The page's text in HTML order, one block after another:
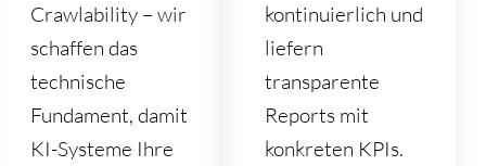
Crawlability – wir
schaffen das
technische
Fundament, damit
KI-Systeme Ihre
kontinuierlich und
liefern
transparente
Reports mit
konkreten KPIs.